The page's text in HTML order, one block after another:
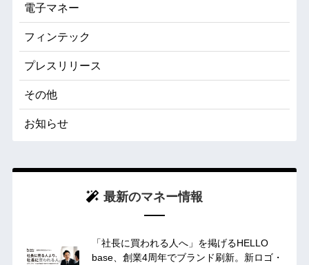
電子マネー
フィンテック
プレスリリース
その他
お知らせ
最新のマネー情報
「社長に買われる人へ」を掲げるHELLO
base、創業4周年でブランド刷新。新ロゴ・